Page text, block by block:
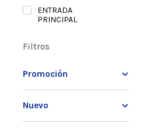
ENTRADA
PRINCIPAL
Filtros
Promoción
Nuevo